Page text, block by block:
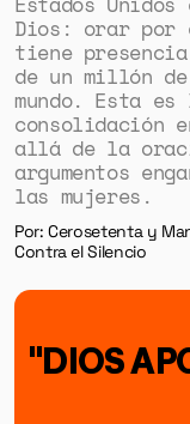
GÉNERO
Dios: orar por
tiene
de un millón
mundo. Esta
consolidación
allá de la
argumentos
las mujeres.
Por: Cerosetenta y
Contra el Silencio
"DIOS